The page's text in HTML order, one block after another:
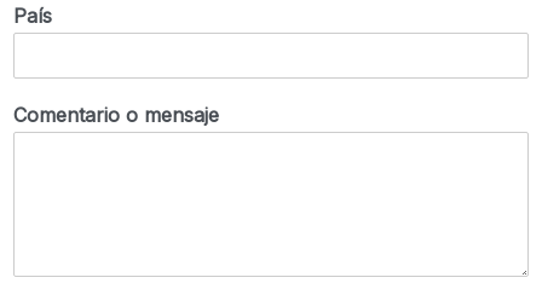
País
Comentario o mensaje